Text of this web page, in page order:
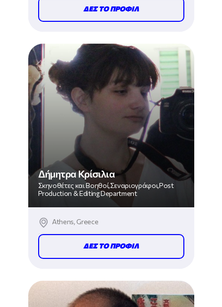
ΔΕΣ ΤΟ ΠΡΟΦΙΛ
Δήμητρα Κρίσιλια
Σκηνοθέτες και Βοηθοί,Σεναριογράφοι,Post
Production & Editing Department
Athens, Greece
ΔΕΣ ΤΟ ΠΡΟΦΙΛ